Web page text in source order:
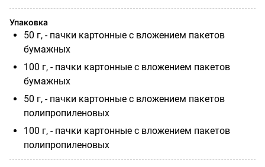
Упаковка
50 г, - пачки картонные с вложением пакетов
бумажных
100 г, - пачки картонные с вложением пакетов
бумажных
50 г, - пачки картонные с вложением пакетов
полипропиленовых
100 г, - пачки картонные с вложением пакетов
полипропиленовых